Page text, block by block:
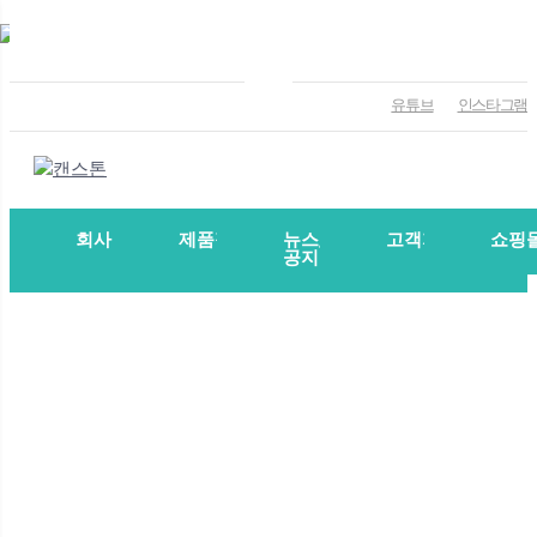
유튜브 인스타그램
회사소개 제품정보 뉴스/
공지
고객지원 쇼핑